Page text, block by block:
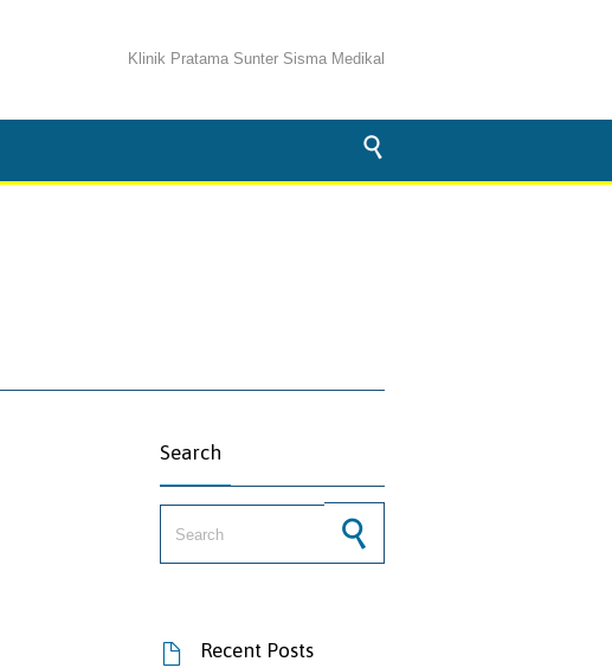
Klinik Pratama Sunter Sisma Medikal

Search
 Recent Posts